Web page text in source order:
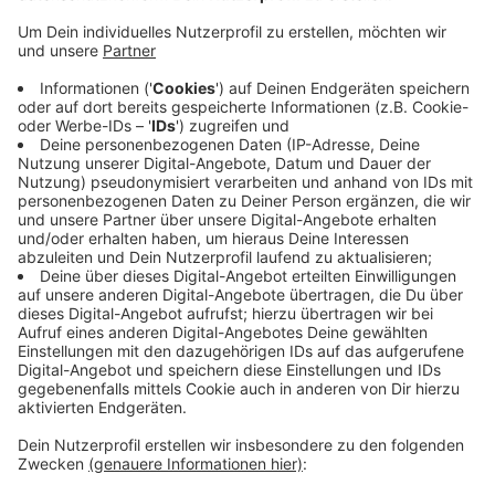
Experten der Uni Osnabrück untersuchen, wie die
Corona-Warn-App weltweit angenommen wird. Die App
ist dazu gedacht, Infektionsketten nachzuverfolgen
und schneller zu unterbrechen. Die Osnabrücker
Forscher haben mit französischen Kollegen eine
Online-Umfrage mit 25 Fragen in sechs Sprachen ins
Netz gestellt. Darin geht es darum, wie bekannt die
App ist, ob man sie nutzen würde und was sie für den
Beruf und fürs Privatleben bedeutet. Ziel sind
Erkenntnisse darüber, wie die App zu verbessern ist
oder wie man sie besser unters Volk bringt.Hier geht
es zur Online-Umfrage.
Anzeige